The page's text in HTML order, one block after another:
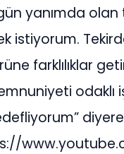
yanımda olan
istiyorum.
farklılıklar
odaklı